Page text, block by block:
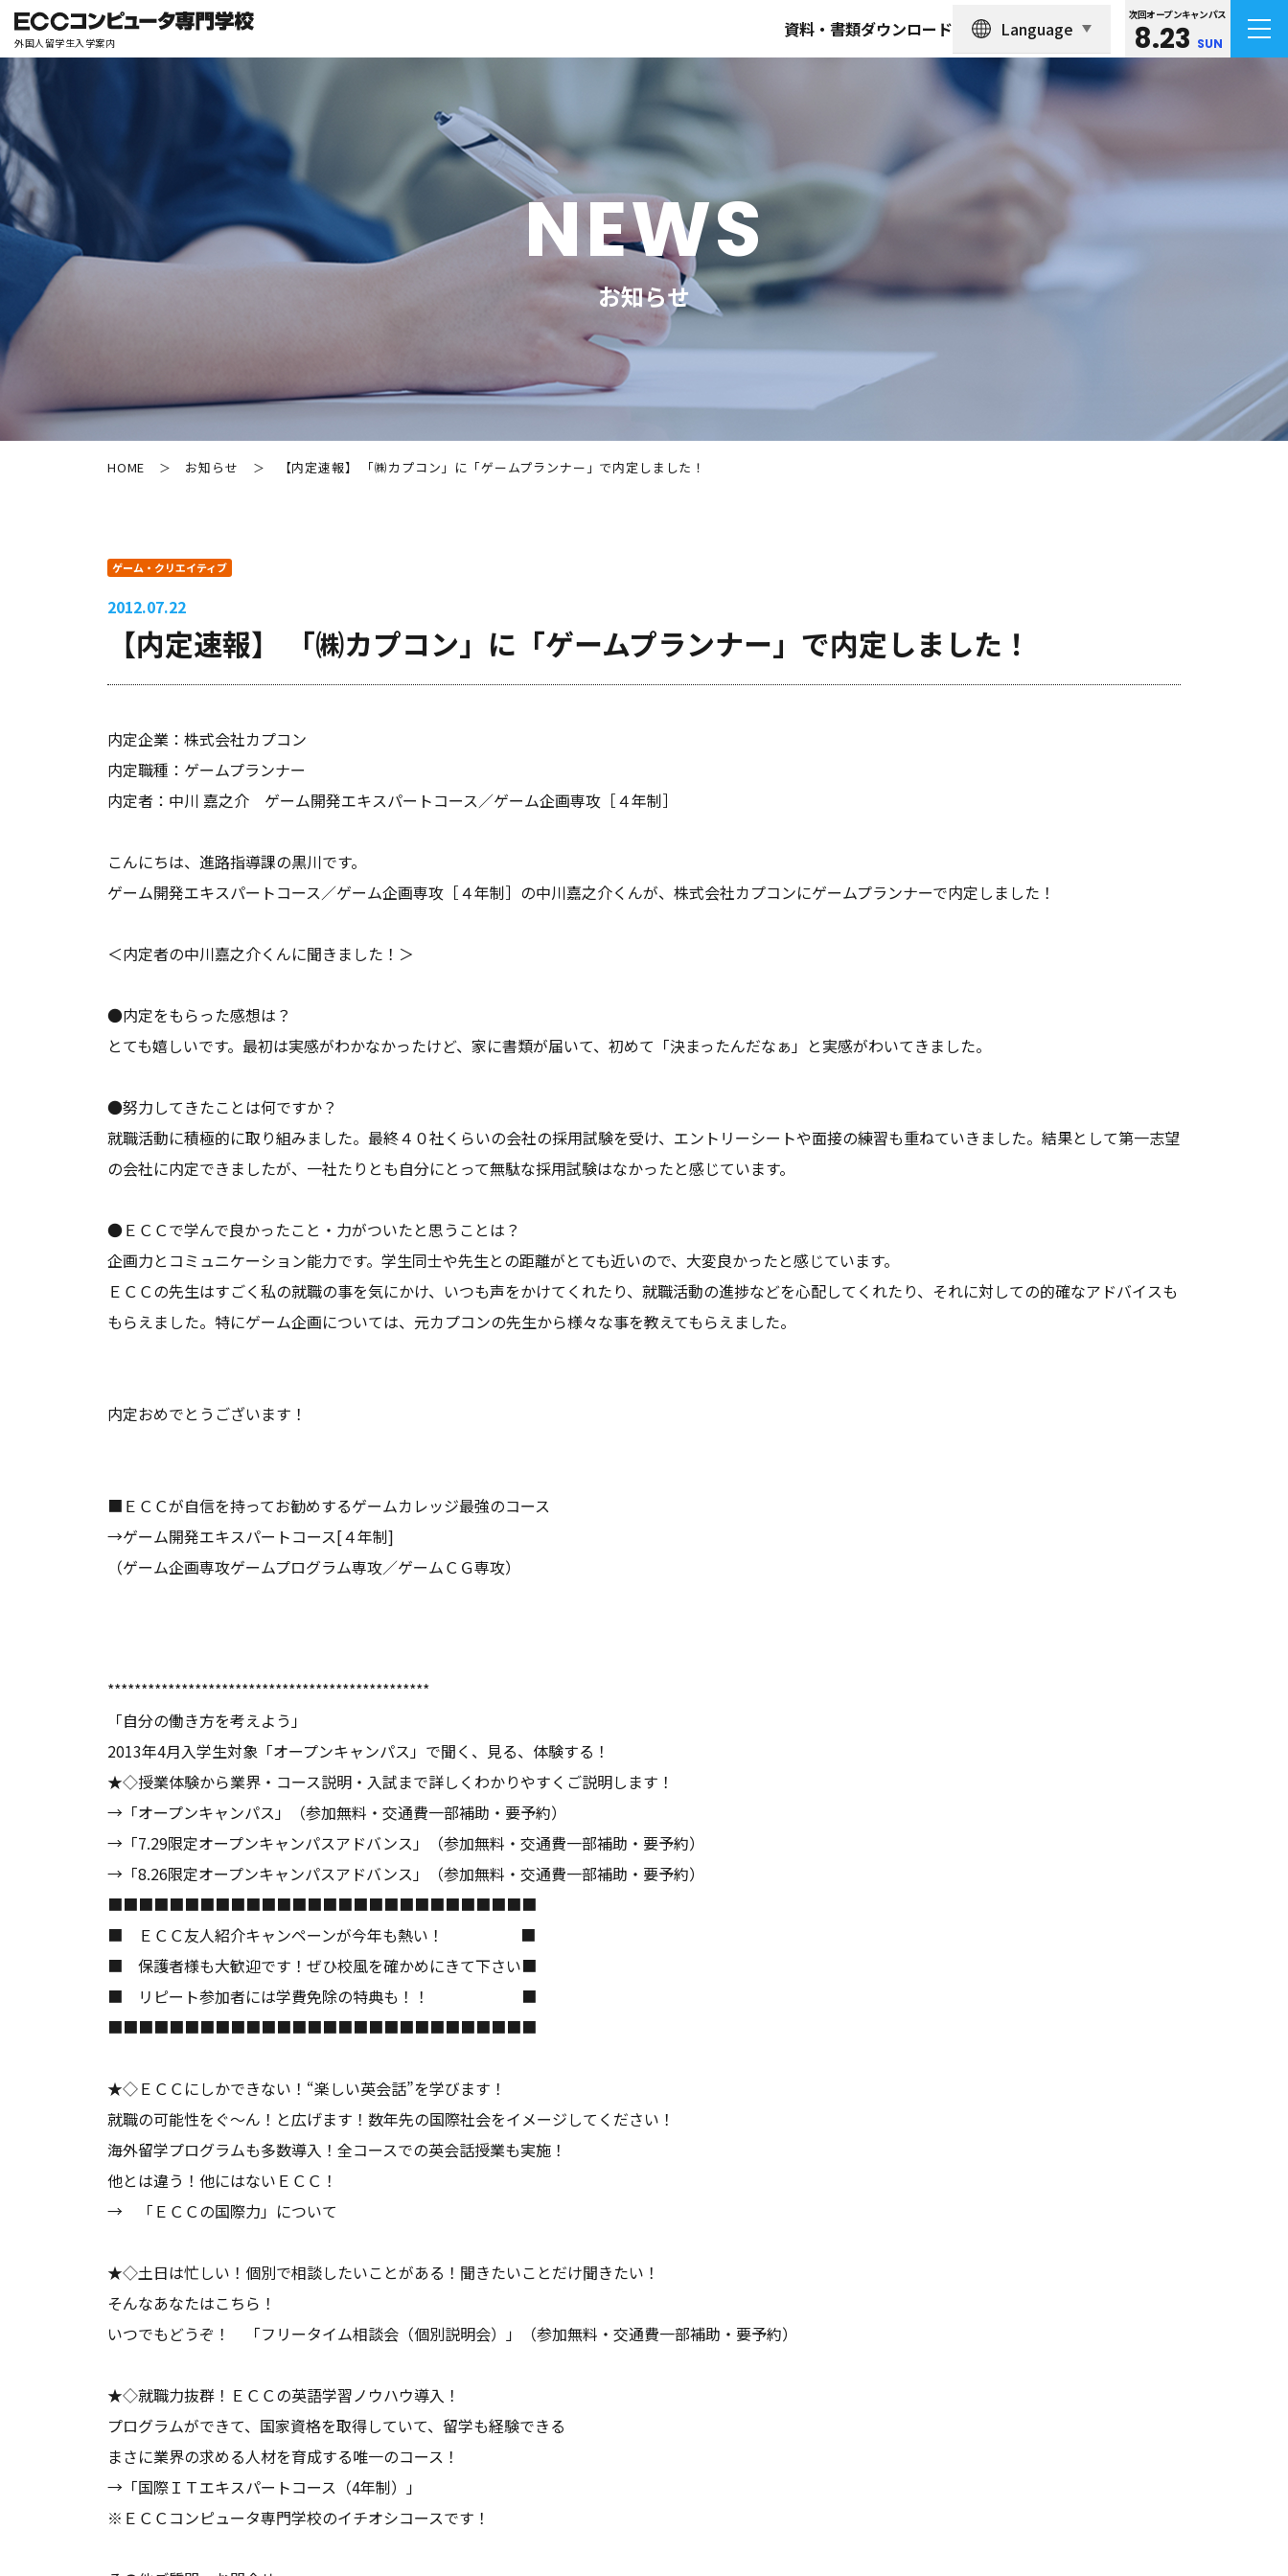
外国人留学生入学案内
資料・書類ダウンロード Language
次回オープンキャンパス
8.23 SUN
NEWS
お知らせ
HOME ＞ お知らせ ＞ 【内定速報】 「㈱カプコン」に「ゲームプランナー」で内定しました！
ゲーム・クリエイティブ
2012.07.22
【内定速報】 「㈱カプコン」に「ゲームプランナー」で内定しました！
内定企業：株式会社カプコン
内定職種：ゲームプランナー
内定者：中川 嘉之介 ゲーム開発エキスパートコース／ゲーム企画専攻［４年制］
こんにちは、進路指導課の黒川です。
ゲーム開発エキスパートコース／ゲーム企画専攻［４年制］の中川嘉之介くんが、株式会社カプコンにゲームプランナーで内定しました！
＜内定者の中川嘉之介くんに聞きました！＞
●内定をもらった感想は？
とても嬉しいです。最初は実感がわかなかったけど、家に書類が届いて、初めて「決まったんだなぁ」と実感がわいてきました。
●努力してきたことは何ですか？
就職活動に積極的に取り組みました。最終４０社くらいの会社の採用試験を受け、エントリーシートや面接の練習も重ねていきました。結果として第一志望
の会社に内定できましたが、一社たりとも自分にとって無駄な採用試験はなかったと感じています。
●ＥＣＣで学んで良かったこと・力がついたと思うことは？
企画力とコミュニケーション能力です。学生同士や先生との距離がとても近いので、大変良かったと感じています。
ＥＣＣの先生はすごく私の就職の事を気にかけ、いつも声をかけてくれたり、就職活動の進捗などを心配してくれたり、それに対しての的確なアドバイスも
もらえました。特にゲーム企画については、元カプコンの先生から様々な事を教えてもらえました。
内定おめでとうございます！
■ＥＣＣが自信を持ってお勧めするゲームカレッジ最強のコース
→ゲーム開発エキスパートコース[４年制]
（ゲーム企画専攻ゲームプログラム専攻／ゲームＣＧ専攻）
************************************************
「自分の働き方を考えよう」
2013年4月入学生対象「オープンキャンパス」で聞く、見る、体験する！
★◇授業体験から業界・コース説明・入試まで詳しくわかりやすくご説明します！
→ 「オープンキャンパス」
（参加無料・交通費一部補助・要予約）
→ 「7.29限定オープンキャンパスアドバンス」
（参加無料・交通費一部補助・要予約）
→ 「8.26限定オープンキャンパスアドバンス」
（参加無料・交通費一部補助・要予約）
■■■■■■■■■■■■■■■■■■■■■■■■■■■■
■ ＥＣＣ友人紹介キャンペーンが今年も熱い！ ■
■ 保護者様も大歓迎です！ぜひ校風を確かめにきて下さい■
■ リピート参加者には学費免除の特典も！！ ■
■■■■■■■■■■■■■■■■■■■■■■■■■■■■
★◇ＥＣＣにしかできない！“楽しい英会話”を学びます！
就職の可能性をぐ～ん！と広げます！数年先の国際社会をイメージしてください！
海外留学プログラムも多数導入！全コースでの英会話授業も実施！
他とは違う！他にはないＥＣＣ！
→
「ＥＣＣの国際力」 について
★◇土日は忙しい！個別で相談したいことがある！聞きたいことだけ聞きたい！
そんなあなたはこちら！
いつでもどうぞ！
「フリータイム相談会（個別説明会）」 （参加無料・交通費一部補助・要予約）
★◇就職力抜群！ＥＣＣの英語学習ノウハウ導入！
プログラムができて、国家資格を取得していて、留学も経験できる
まさに業界の求める人材を育成する唯一のコース！
→ 「国際ＩＴエキスパートコース（4年制）」
※ＥＣＣコンピュータ専門学校のイチオシコースです！